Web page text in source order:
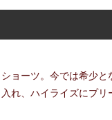
ョーツ。今では希少
れ、ハイライズにプ